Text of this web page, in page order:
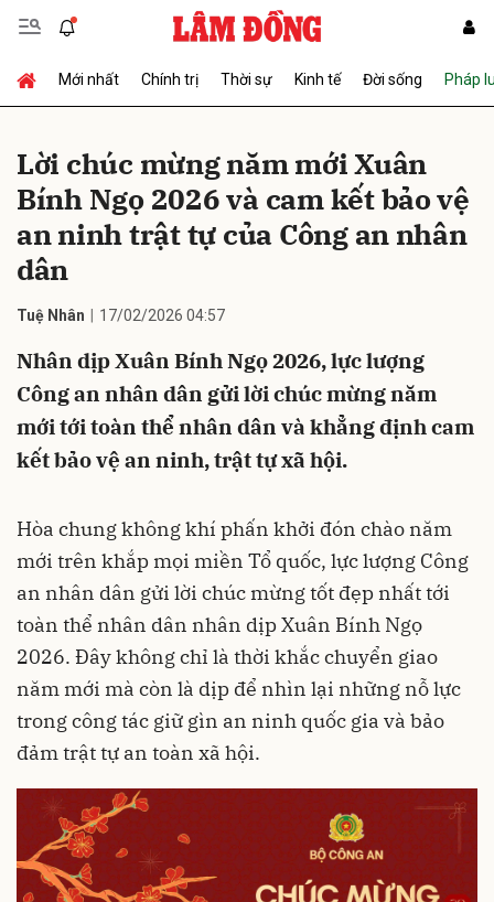
Mới nhất Chính trị Thời sự Kinh tế Đời sống Pháp
Lời chúc mừng năm mới Xuân
Bính Ngọ 2026 và cam kết bảo vệ
an ninh trật tự của Công an nhân
dân
Tuệ Nhân 17/02/2026 04:57
Nhân dịp Xuân Bính Ngọ 2026, lực lượng
Công an nhân dân gửi lời chúc mừng năm
mới tới toàn thể nhân dân và khẳng định cam
kết bảo vệ an ninh, trật tự xã hội.
Hòa chung không khí phấn khởi đón chào năm
mới trên khắp mọi miền Tổ quốc, lực lượng Công
an nhân dân gửi lời chúc mừng tốt đẹp nhất tới
toàn thể nhân dân nhân dịp Xuân Bính Ngọ
2026. Đây không chỉ là thời khắc chuyển giao
năm mới mà còn là dịp để nhìn lại những nỗ lực
trong công tác giữ gìn an ninh quốc gia và bảo
đảm trật tự an toàn xã hội.
Gửi bình luận